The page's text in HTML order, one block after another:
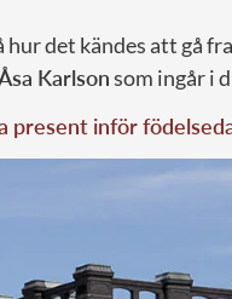
det kändes att gå
Karlsonsom ingår i
present inför